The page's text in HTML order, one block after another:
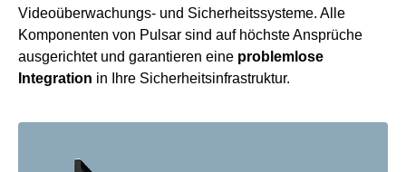
Videoüberwachungs- und Sicherheitssysteme. Alle
Komponenten von Pulsar sind auf höchste Ansprüche
ausgerichtet und garantieren eine problemlose
Integration in Ihre Sicherheitsinfrastruktur.